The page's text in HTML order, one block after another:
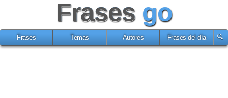
Frases go
Frases Temas Autores Frases del día